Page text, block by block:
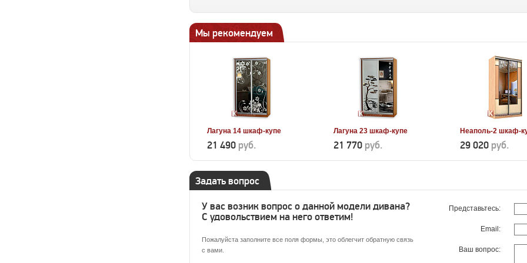
Мы рекомендуем
Лагуна 14 шкаф-купе
21 490 руб.
Лагуна 23 шкаф-купе
21 770 руб.
Неаполь-2 шкаф-
29 020 руб.
Задать вопрос
У вас возник вопрос о данной модели дивана?
С удовольствием на него ответим!
Пожалуйста заполните все поля формы, это облегчит обратную связь
с вами.
Представьтесь:
Email:
Ваш вопрос: